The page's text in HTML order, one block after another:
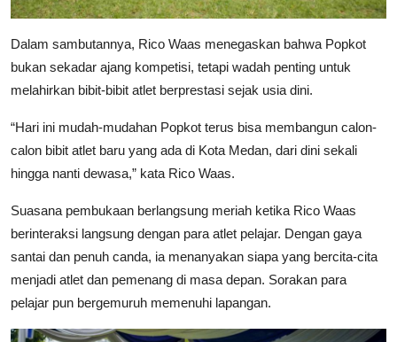
Dalam sambutannya, Rico Waas menegaskan bahwa Popkot
bukan sekadar ajang kompetisi, tetapi wadah penting untuk
melahirkan bibit-bibit atlet berprestasi sejak usia dini.
“Hari ini mudah-mudahan Popkot terus bisa membangun calon-
calon bibit atlet baru yang ada di Kota Medan, dari dini sekali
hingga nanti dewasa,” kata Rico Waas.
Suasana pembukaan berlangsung meriah ketika Rico Waas
berinteraksi langsung dengan para atlet pelajar. Dengan gaya
santai dan penuh canda, ia menanyakan siapa yang bercita-cita
menjadi atlet dan pemenang di masa depan. Sorakan para
pelajar pun bergemuruh memenuhi lapangan.